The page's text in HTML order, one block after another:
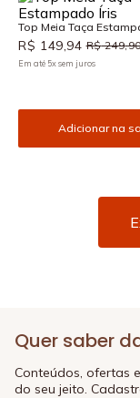
Top Meia Taça
R$ 149 94 R$ 249,
Em até 5xsem juros
Adicionar na
Quer saber
Conteúdos, ofertas
do seu jeito.